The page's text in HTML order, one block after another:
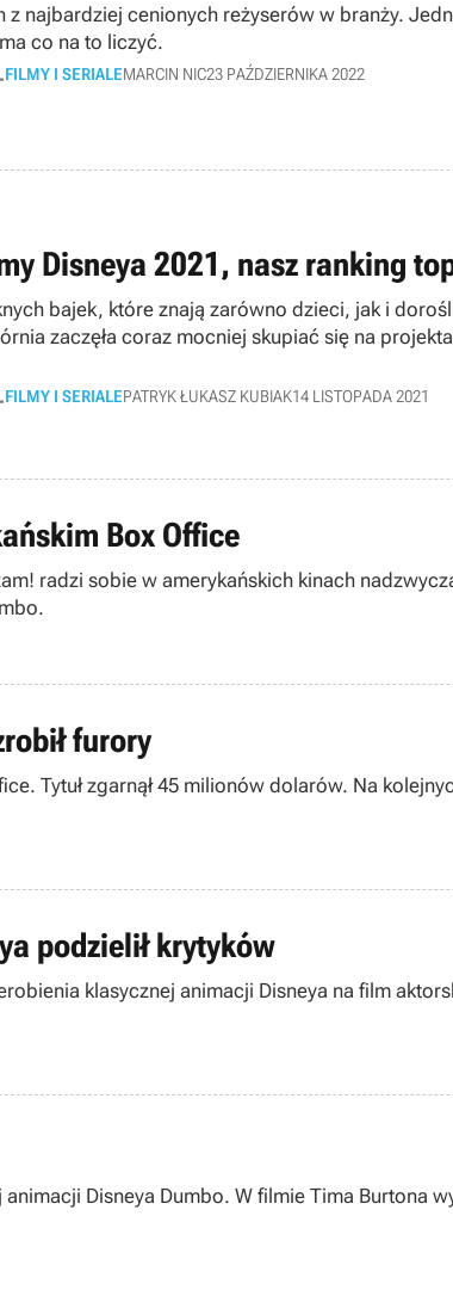
z najbardziej cenionych reżyserów w branży.
co na to liczyć.
FILMY I SERIALEMARCIN NIC23 PAŹDZIERNIKA 2022
Disneya 2021, nasz ranking
bajek, które znają zarówno dzieci, jak i
zaczęła coraz mocniej skupiać się na
FILMY I SERIALEPATRYK ŁUKASZ KUBIAK14 LISTOPADA 2021
Box Office
radzi sobie w amerykańskich kinach
furory
Tytuł zgarnął 45 milionów dolarów. Na
podzielił krytyków
klasycznej animacji Disneya na film
Disneya Dumbo. W filmie Tima Burtona